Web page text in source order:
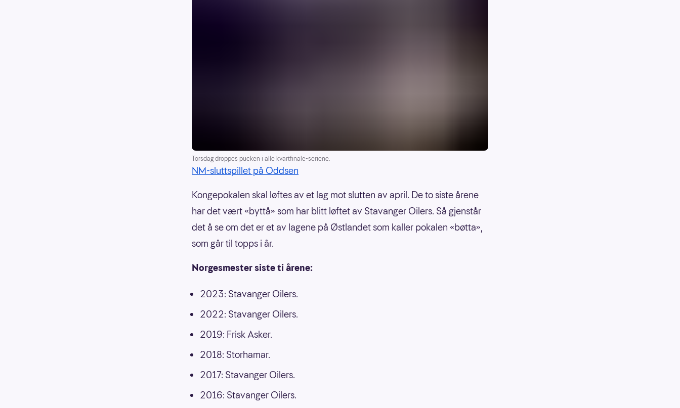
Torsdag droppes pucken i alle kvartfinale-seriene.
NM-sluttspillet på Oddsen
Kongepokalen skal løftes av et lag mot slutten av april. De to siste årene
har det vært «byttå» som har blitt løftet av Stavanger Oilers. Så gjenstår
det å se om det er et av lagene på Østlandet som kaller pokalen «bøtta»,
som går til topps i år.
Norgesmester siste ti årene:
2023: Stavanger Oilers.
2022: Stavanger Oilers.
2019: Frisk Asker.
2018: Storhamar.
2017: Stavanger Oilers.
2016: Stavanger Oilers.